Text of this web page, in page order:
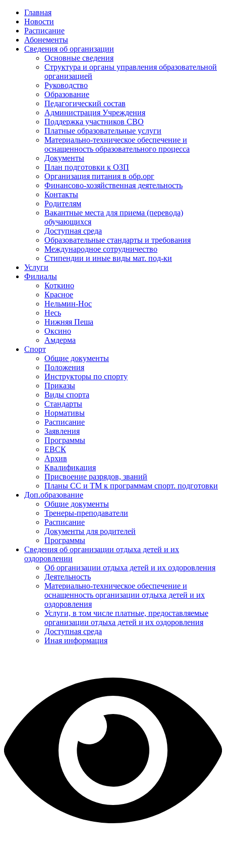
Главная
Новости
Расписание
Абонементы
Сведения об организации
Основные сведения
Структура и органы управления образовательной
организацией
Руководство
Образование
Педагогический состав
Администрация Учреждения
Поддержка участников СВО
Платные образовательные услуги
Материально-техническое обеспечение и
оснащенность образовательного процесса
Документы
План подготовки к ОЗП
Организация питания в обр.орг
Финансово-хозяйственная деятельность
Контакты
Родителям
Вакантные места для приема (перевода)
обучающихся
Доступная среда
Образовательные стандарты и требования
Международное сотрудничество
Стипендии и иные виды мат. под-ки
Услуги
Филиалы
Коткино
Красное
Нельмин-Нос
Несь
Нижняя Пеша
Оксино
Амдерма
Спорт
Общие документы
Положения
Инструкторы по спорту
Приказы
Виды спорта
Стандарты
Нормативы
Расписание
Заявления
Программы
ЕВСК
Архив
Квалификация
Присвоение разрядов, званий
Планы СС и ТМ к программам спорт. подготовки
Доп.образование
Общие документы
Тренеры-преподаватели
Расписание
Документы для родителей
Программы
Сведения об организации отдыха детей и их
оздоровлении
Об организации отдыха детей и их оздоровления
Деятельность
Материально-техническое обеспечение и
оснащенность организации отдыха детей и их
оздоровления
Услуги, в том числе платные, предоставляемые
организации отдыха детей и их оздоровления
Доступная среда
Иная информация